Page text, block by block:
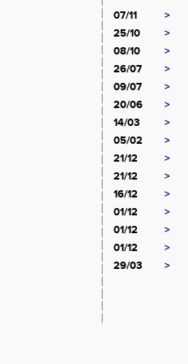
07/11
>
25/10
>
08/10
>
26/07
>
09/07
>
20/06
>
14/03
>
05/02
>
21/12
>
21/12
>
16/12
>
01/12
>
01/12
>
01/12
>
29/03
>